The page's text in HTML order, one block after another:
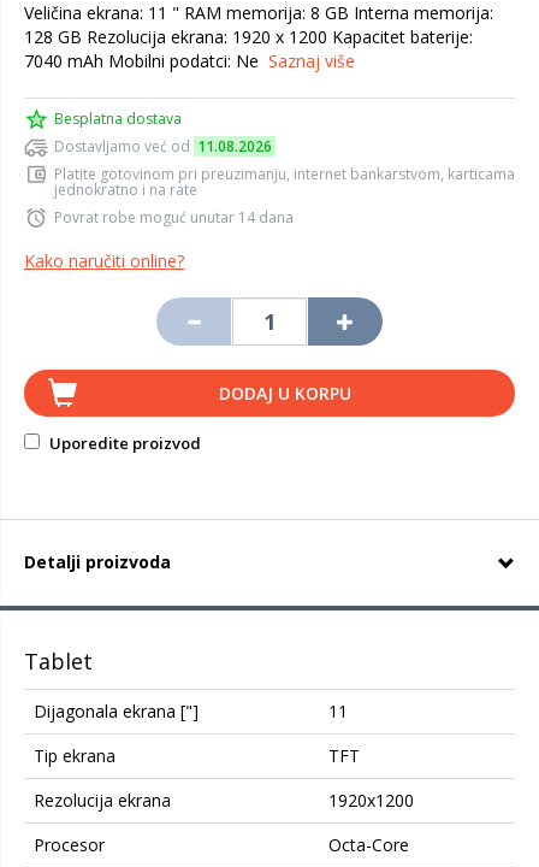
Veličina ekrana: 11 " RAM memorija: 8 GB Interna memorija:
128 GB Rezolucija ekrana: 1920 x 1200 Kapacitet baterije:
7040 mAh Mobilni podatci: Ne Saznaj više
Besplatna dostava
Dostavljamo već od 11.08.2026
Platite gotovinom pri preuzimanju, internet bankarstvom, karticama
jednokratno i na rate
Povrat robe moguć unutar 14 dana
Kako naručiti online?
DODAJ U KORPU
Uporedite proizvod
Detalji proizvoda
Tablet
Dijagonala ekrana ["]
11
Tip ekrana
TFT
Rezolucija ekrana
1920x1200
Procesor
Octa-Core